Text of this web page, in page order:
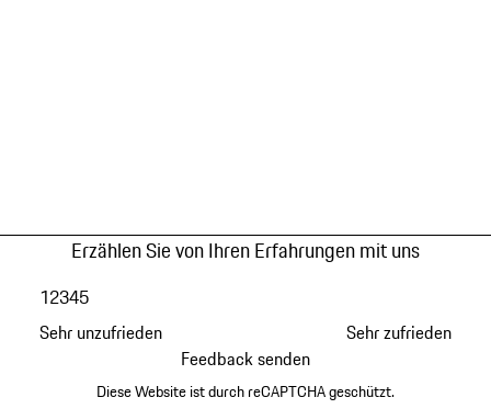
Erzählen Sie von Ihren Erfahrungen mit uns
Sehr unzufrieden
12345
Sehr zufrieden
Feedback senden
Diese Website ist durch reCAPTCHA geschützt.